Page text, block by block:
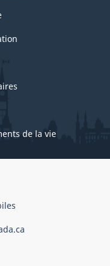
de la vie